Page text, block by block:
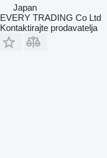
Japan
EVERY TRADING Co Ltd
Kontaktirajte prodavatelja